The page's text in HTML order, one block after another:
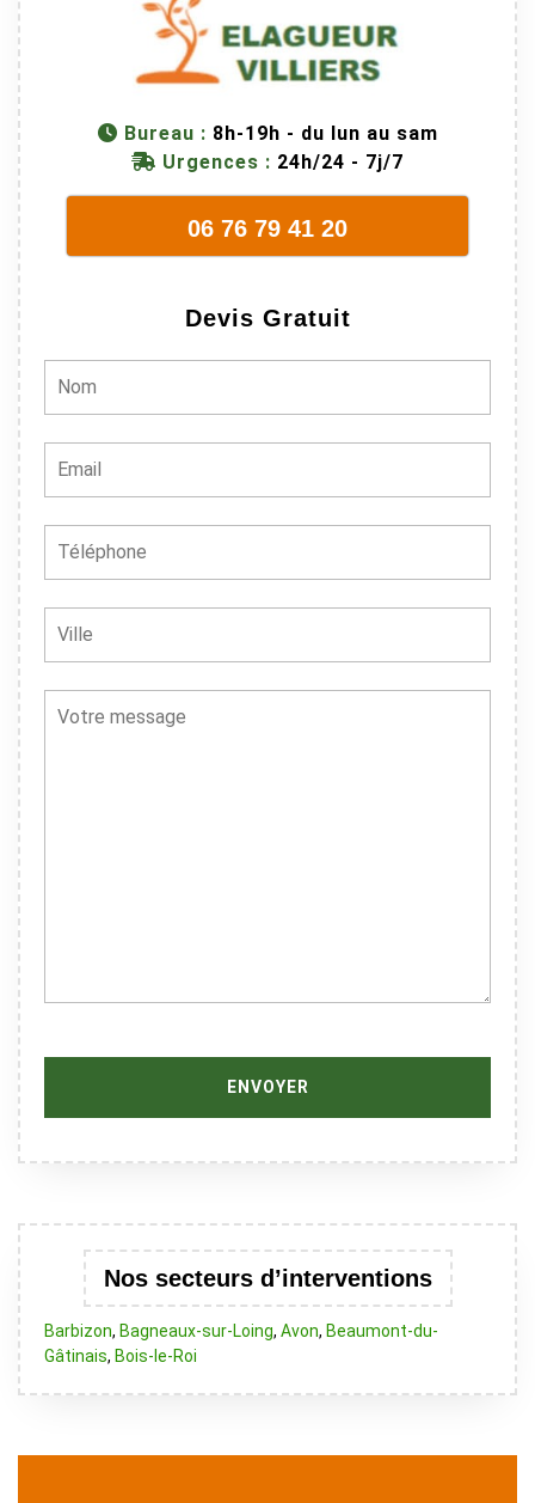
son équipes
connaissent
métier, c'est
juste une
ns à 100% !
Bureau : 8h-19h - du lun au sam
Urgences : 24h/24 - 7j/7
06 76 79 41 20
Devis Gratuit
Nos secteurs d’interventions
Barbizon, Bagneaux-sur-Loing, Avon, Beaumont-du-
Gâtinais, Bois-le-Roi